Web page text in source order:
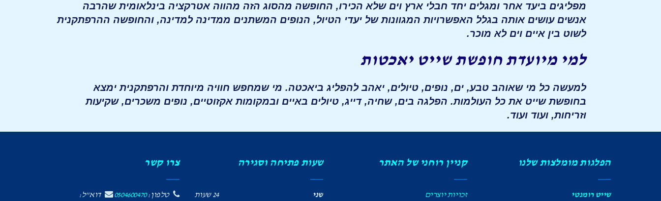
מפליגים ביעד אחר ומגלים יחד חבלי ארץ וים שלא הכירו, החופשה מהסוג הזה מהווה אטרקציה בינלאומית שהרבה
אנשים עושים אותה בגלל האפשרויות המגוונות של יעדי הטיול, הנופים המשתנים ממדינה למדינה, והחופשה ההרפתקנית
לשוט בין איים וים לא מוכר.
למי מיועדת חופשת שייט יאכטות
למעשה כל מי שאוהב טבע, ים, נופים, טיולים, יאהב להפליג ביאכטה. מי שמחפש חוויה מיוחדת והרפתקנית ימצא
בחופשת שייט את כל העולמות. הפלגה בים, שחיה, דייג, טיולים באיים ובמקומות אקזוטיים, נופים משכרים, שקיעות
וזריחות, ועוד ועוד.
הפלגות מומלצות שלנו
שייט רומנטי
קניין רוחני של האתר
זכויות יוצרים
שעות פתיחה וסגירה
שני 24 שעות
צרו קשר
טלפון:0504600470 דוא"ל: